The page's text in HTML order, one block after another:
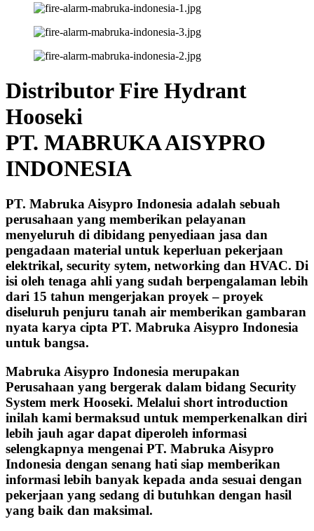
Distributor Fire Hydrant
Hooseki
PT. MABRUKA AISYPRO
INDONESIA
PT. Mabruka Aisypro Indonesia adalah sebuah
perusahaan yang memberikan pelayanan
menyeluruh di dibidang penyediaan jasa dan
pengadaan material untuk keperluan pekerjaan
elektrikal, security sytem, networking dan HVAC. Di
isi oleh tenaga ahli yang sudah berpengalaman lebih
dari 15 tahun mengerjakan proyek – proyek
diseluruh penjuru tanah air memberikan gambaran
nyata karya cipta PT. Mabruka Aisypro Indonesia
untuk bangsa.
Mabruka Aisypro Indonesia merupakan
Perusahaan yang bergerak dalam bidang Security
System merk Hooseki. Melalui short introduction
inilah kami bermaksud untuk memperkenalkan diri
lebih jauh agar dapat diperoleh informasi
selengkapnya mengenai PT. Mabruka Aisypro
Indonesia dengan senang hati siap memberikan
informasi lebih banyak kepada anda sesuai dengan
pekerjaan yang sedang di butuhkan dengan hasil
yang baik dan maksimal.